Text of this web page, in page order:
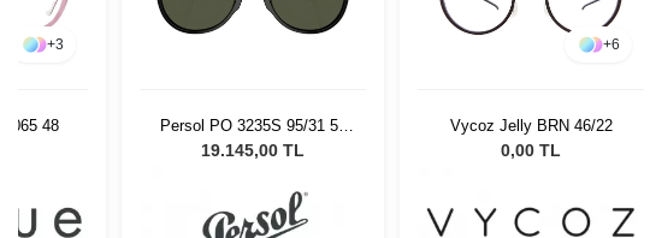
+3
48
Persol PO 3235S 95/31 55
Unisex Güneş Gözlüğü
19.145,00 TL
+6
Vycoz Jelly BRN 46/22
0,00 TL